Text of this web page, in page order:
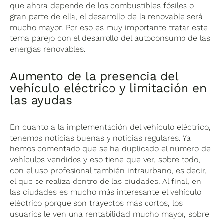
que ahora depende de los combustibles fósiles o
gran parte de ella, el desarrollo de la renovable será
mucho mayor. Por eso es muy importante tratar este
tema parejo con el desarrollo del autoconsumo de las
energías renovables.
Aumento de la presencia del
vehículo eléctrico y limitación en
las ayudas
En cuanto a la implementación del vehículo eléctrico,
tenemos noticias buenas y noticias regulares. Ya
hemos comentado que se ha duplicado el número de
vehículos vendidos y eso tiene que ver, sobre todo,
con el uso profesional también intraurbano, es decir,
el que se realiza dentro de las ciudades. Al final, en
las ciudades es mucho más interesante el vehículo
eléctrico porque son trayectos más cortos, los
usuarios le ven una rentabilidad mucho mayor, sobre